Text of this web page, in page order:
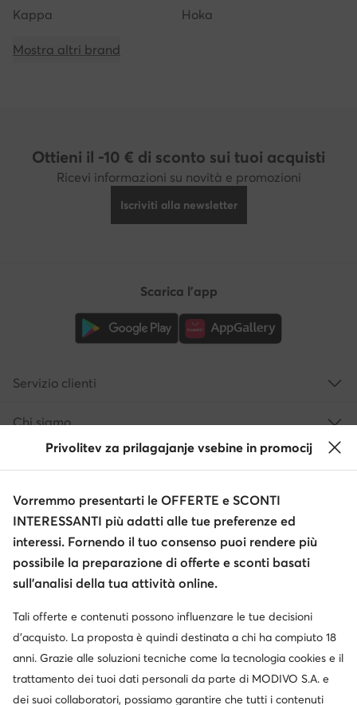
Kappa Hoka
Mostra altri brand
Ottieni il -10 € di sconto sui tuoi acquisti
Ricevi informazioni su novità e promozioni
Iscriviti alla newsletter
Cambia paese: Italia (IT)
Scarica l'app
Servizio clienti
Chi siamo
© escarpe.it 2026
Privolitev za prilagajanje vsebine in promocij
Vorremmo presentarti le OFFERTE e SCONTI
INTERESSANTI più adatti alle tue preferenze ed
interessi. Fornendo il tuo consenso puoi rendere più
possibile la preparazione di offerte e sconti basati
sull’analisi della tua attività online.
Tali offerte e contenuti possono influenzare le tue decisioni
d’acquisto. La proposta è quindi destinata a chi ha compiuto 18
anni. Grazie alle soluzioni tecniche come la tecnologia cookies e il
trattamento dei tuoi dati personali da parte di MODIVO S.A. e
dei suoi collaboratori, possiamo garantire che tutti i contenuti